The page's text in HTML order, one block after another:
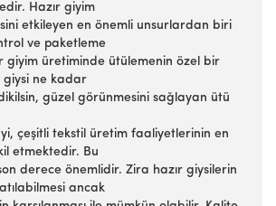
Hazır giyim
etkileyen en önemli unsurlardan biri
ve paketleme
giyim üretiminde ütülemenin özel bir
giysi ne kadar
güzel görünmesini sağlayan ütü
çeşitli tekstil üretim faaliyetlerinin en
etmektedir. Bu
derece önemlidir. Zira hazır giysilerin
ancak